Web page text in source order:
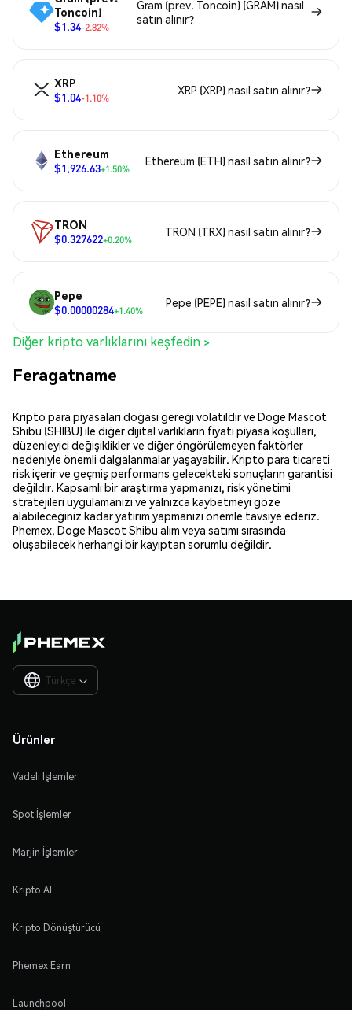
Toncoin)
$1.34-2.82%
Gram (prev. Toncoin) (GRAM) nasıl
satın alınır?
XRP
$1.04-1.10%
XRP (XRP) nasıl satın alınır?
Ethereum
$1,926.63+1.50%
Ethereum (ETH) nasıl satın alınır?
TRON
$0.327622+0.20%
TRON (TRX) nasıl satın alınır?
Pepe
$0.00000284+1.40%
Pepe (PEPE) nasıl satın alınır?
Diğer kripto varlıklarını keşfedin >
Feragatname
Kripto para piyasaları doğası gereği volatildir ve Doge Mascot
Shibu (SHIBU) ile diğer dijital varlıkların fiyatı piyasa koşulları,
düzenleyici değişiklikler ve diğer öngörülemeyen faktörler
nedeniyle önemli dalgalanmalar yaşayabilir. Kripto para ticareti
risk içerir ve geçmiş performans gelecekteki sonuçların garantisi
değildir. Kapsamlı bir araştırma yapmanızı, risk yönetimi
stratejileri uygulamanızı ve yalnızca kaybetmeyi göze
alabileceğiniz kadar yatırım yapmanızı önemle tavsiye ederiz.
Phemex, Doge Mascot Shibu alım veya satımı sırasında
oluşabilecek herhangi bir kayıptan sorumlu değildir.
Türkçe 
Ürünler
Vadeli İşlemler
Spot İşlemler
Marjin İşlemler
Kripto Al
Kripto Dönüştürücü
Phemex Earn
Launchpool